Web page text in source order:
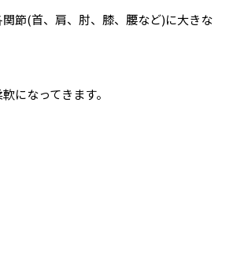
節(首、肩、肘、膝、腰など)に大きな
になってきます。